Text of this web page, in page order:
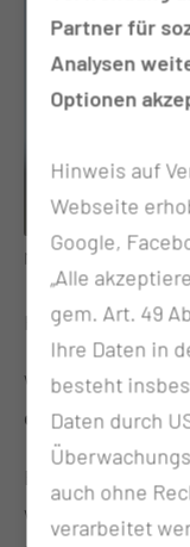
Merle wurde am
Hallo Merle!
Wir gratulieren
diesem Jahr in
Bei den
wohl besonders
Partner für
Analysen
Optionen
Hinweis auf
Webseite
Google,
„Alle
gem. Art. 49
Ihre Daten in
besteht
Daten durch
auch ohne
verarbeitet